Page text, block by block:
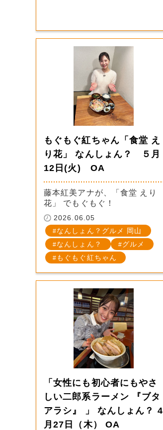
もぐもぐ紅ちゃん「食堂 え
り花」 なんしょん？ ５月
12日(火) OA
藤本紅美アナが、「食堂 えり
花」 でもぐもぐ！
2026.06.05
なんしょん？グルメ 岡山
なんしょん？
グルメ
もぐもぐ紅ちゃん
「女性にも初心者にもやさ
しい二郎系ラーメン 『ブタ
アラシ』 」 なんしょん？ 4
月27日（木） OA